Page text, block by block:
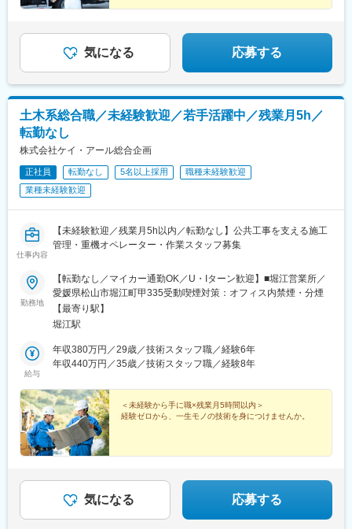
気になる 応募する
土木系総合職／未経験歓迎／若手活躍中／残業月5h／
転勤なし
株式会社ケイ・アール総合企画
正社員 転勤なし 5名以上採用
職種未経験歓迎
業種未経験歓迎
仕事内容
【未経験歓迎／残業月5h以内／転勤なし】公共工事を支える施工
管理・重機オペレーター・作業スタッフ募集
勤務地
【転勤なし／マイカー通勤OK／U・Iターン歓迎】■堀江営業所／
愛媛県松山市堀江町甲335受動喫煙対策：オフィス内禁煙・分煙
【最寄り駅】
堀江駅
給与
年収380万円／29歳／技術スタッフ職／経験6年
年収440万円／35歳／技術スタッフ職／経験8年
＜未経験から手に職×残業月5時間以内＞
経験ゼロから、一生モノの技術を身につけませんか。
気になる 応募する